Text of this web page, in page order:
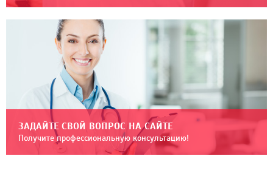
ЗАДАЙТЕ СВОЙ ВОПРОС НА САЙТЕ
Получите профессиональную консультацию!